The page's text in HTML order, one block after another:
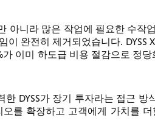
아니라 많은 작업에 필요한 수작
완전히 제거되었습니다. DYSS
이미 하도급 비용 절감으로 정당
DYSS가 장기 투자라는 접근 방
오를 확장하고 고객에게 가치를